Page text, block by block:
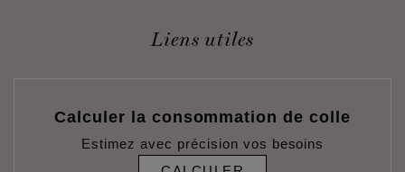
Liens utiles
Calculer la consommation de colle
Estimez avec précision vos besoins